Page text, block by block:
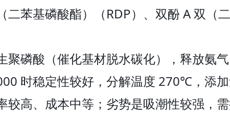
苯基磷酸酯）（RDP）、双酚 A 双（
聚磷酸（催化基材脱水碳化），释放氨
时稳定性较好，分解温度 270℃，添
较高、成本中等；劣势是吸潮性较强，